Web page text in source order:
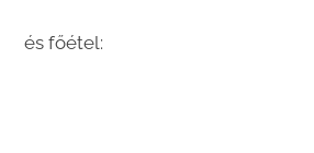
és főétel: